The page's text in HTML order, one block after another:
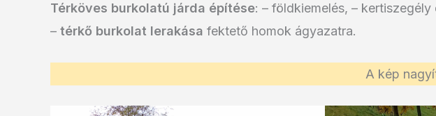
Térköves burkolatú járda építése: – földkiemelés, –
– térkő burkolat lerakása fektető homok ágyazatra.
A kép